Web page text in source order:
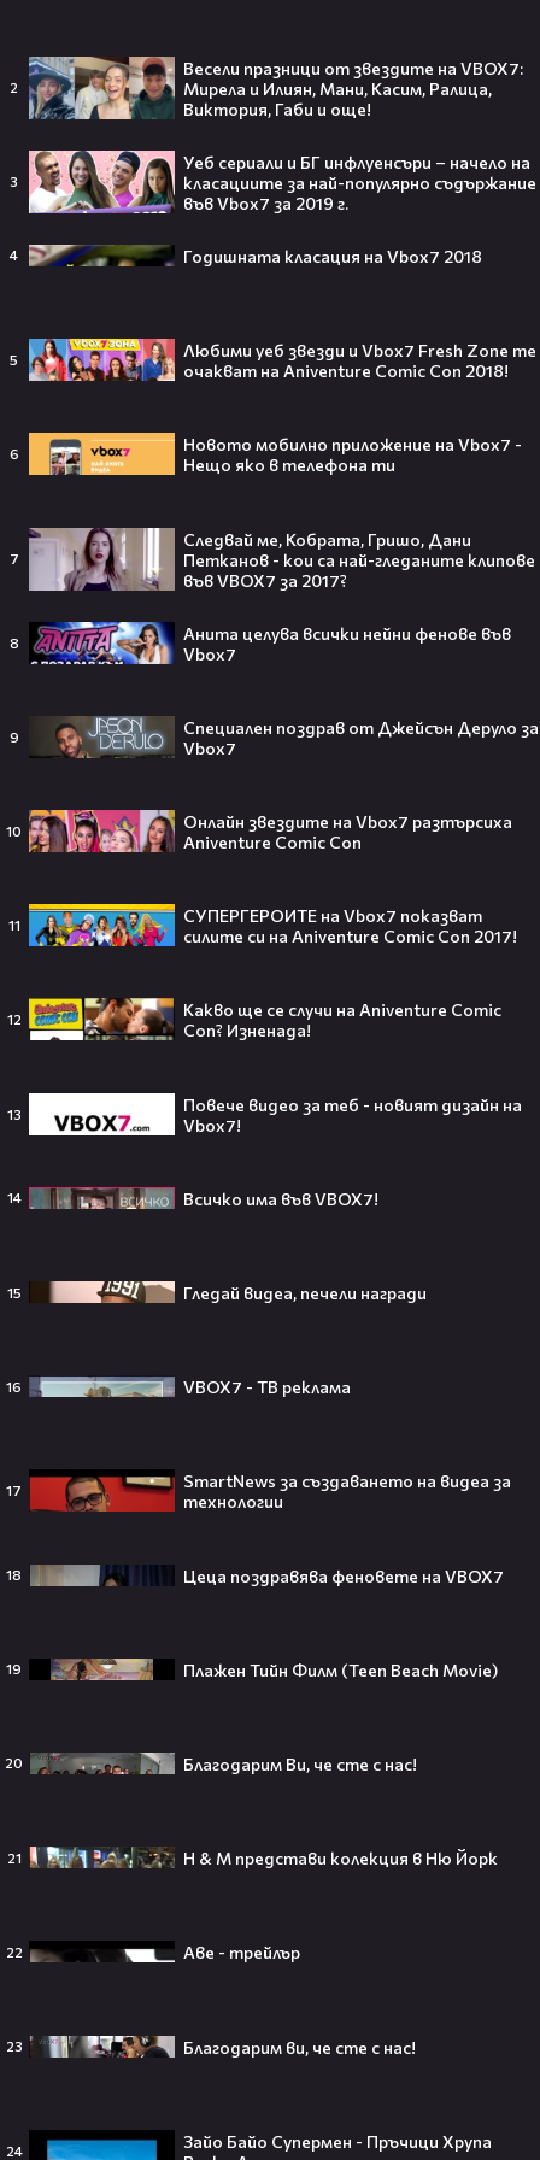
2
Весели празници от звездите на VBOX7:
Мирела и Илиян, Мани, Касим, Ралица,
Виктория, Габи и още!
3
Уеб сериали и БГ инфлуенсъри – начело на
класациите за най-популярно съдържание
във Vbox7 за 2019 г.
4 Годишната класация на Vbox7 2018
5
Любими уеб звезди и Vbox7 Fresh Zone те
очакват на Aniventure Comic Con 2018!
6
Новото мобилно приложение на Vbox7 -
Нещо яко в телефона ти
7
Следвай ме, Кобрата, Гришо, Дани
Петканов - кои са най-гледaните клипове
във VBOX7 за 2017?
8
Анита целува всички нейни фенове във
Vbox7
9
Специален поздрав от Джейсън Деруло за
Vbox7
10
Онлайн звездите на Vbox7 разтърсиха
Aniventure Comic Con
11
СУПЕРГЕРОИТЕ на Vbox7 показват
силите си на Aniventure Comic Con 2017!
12
Какво ще се случи на Aniventure Comic
Con? Изненада!
13
Повече видео за теб - новият дизайн на
Vbox7!
14 Всичко има във VBOX7!
15 Гледай видеа, печели награди
16 VBOX7 - ТВ реклама
17
SmartNews за създаването на видеа за
технологии
18 Цеца поздравява феновете на VBOX7
19 Плажен Тийн Филм (Teen Beach Movie)
20 Благодарим Ви, че сте с нас!
21 H & M представи колекция в Ню Йорк
22 Аве - трейлър
23 Благодарим ви, че сте с нас!
24
Зайо Байо Супермен - Пръчици Хрупа
част 1
2
05:57
3 gong_bg
02:18
Mall football 2
03:53
Емануел Луканов след загубата от
Бирсент Карагарен след победата над
Дунав
Дунав - Арда /състави/
gongbg
01:49
gongbg
55 милиарда по-късно: EA вече
Barbie 2 има краен срок до 2026,
който трябва да спази, иначе
След тежка контузия: Дейв
„Спайдър-мен: Нов ден“ буквално
взриви кината у нас – ето защо
отново е влюбена? Новият мъж
факт!💥
💍🍾